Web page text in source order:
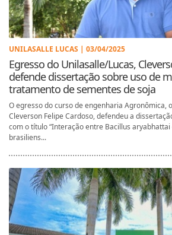
UNILASALLE LUCAS | 03/04/2025
Egresso do Unilasalle/Lucas,
defende dissertação sobre uso de
tratamento de sementes de soja
O egresso do curso de engenharia Agronômica,
Cleverson Felipe Cardoso, defendeu a
com o título “Interação entre Bacillus
brasiliens...